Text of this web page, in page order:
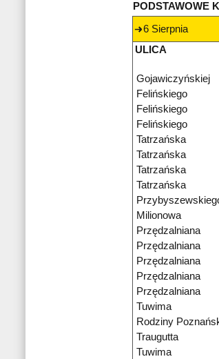
PODSTAWOWE
6 Sierpnia
ULICA
Gojawiczyńskiej
Felińskiego
Felińskiego
Felińskiego
Tatrzańska
Tatrzańska
Tatrzańska
Tatrzańska
Milionowa
Przędzalniana
Przędzalniana
Przędzalniana
Przędzalniana
Przędzalniana
Tuwima
Rodziny
Traugutta
Tuwima